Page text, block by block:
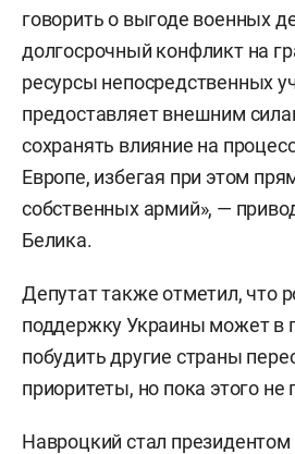
говорить о выгоде военных
долгосрочный конфликт на
ресурсы непосредственных
предоставляет внешним
сохранять влияние на
Европе, избегая при этом
собственных армий», —
Белика.
Депутат также отметил, что
поддержку Украины может в
побудить другие страны
приоритеты, но пока этого не
Навроцкий стал